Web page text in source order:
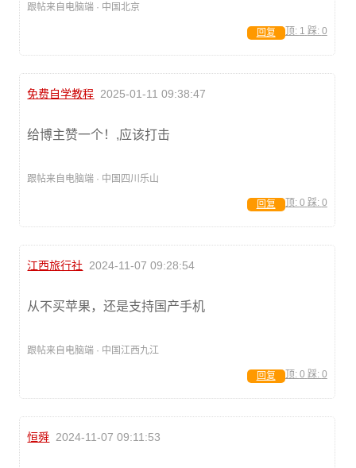
跟帖来自电脑端 · 中国北京
顶: 1 踩: 0
回复
免费自学教程 2025-01-11 09:38:47
给博主赞一个！,应该打击
跟帖来自电脑端 · 中国四川乐山
顶: 0 踩: 0
回复
江西旅行社 2024-11-07 09:28:54
从不买苹果，还是支持国产手机
跟帖来自电脑端 · 中国江西九江
顶: 0 踩: 0
回复
恒舜 2024-11-07 09:11:53